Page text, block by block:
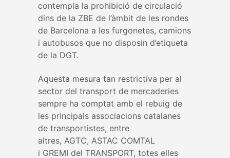
contempla la prohibició de circulació
dins de la ZBE de l’àmbit de les rondes
de Barcelona a les furgonetes, camions
i autobusos que no disposin d’etiqueta
de la DGT.
Aquesta mesura tan restrictiva per al
sector del transport de mercaderies
sempre ha comptat amb el rebuig de
les principals associacions catalanes
de transportistes, entre
altres, AGTC, ASTAC COMTAL
i GREMI del TRANSPORT, totes elles